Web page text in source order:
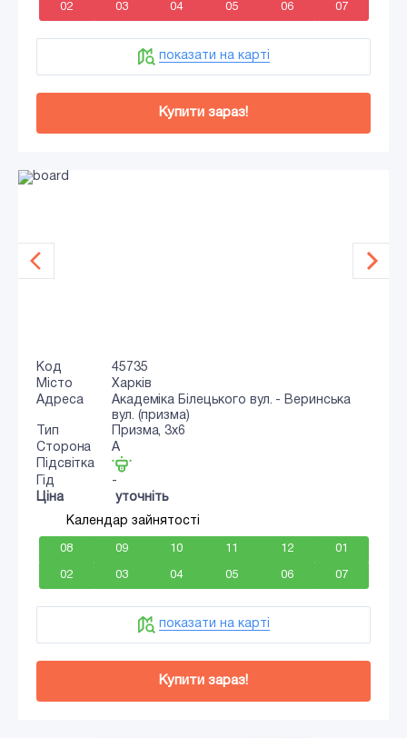
02 03 04 05 06 07
показати на карті
Купити зараз!
Код
45735
Місто
Харків
Адреса
Академіка Білецького вул. - Веринська
вул. (призма)
Тип
Призма, 3x6
Сторона
A
Підсвітка
Гід
-
Ціна
уточніть
Календар зайнятості
08 09 10 11 12 01
02 03 04 05 06 07
показати на карті
Купити зараз!